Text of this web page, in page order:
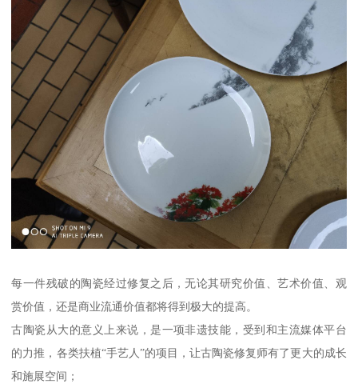
每一件残破的陶瓷经过修复之后，无论其研究价值、艺术价值、观
赏价值，还是商业流通价值都将得到极大的提高。
古陶瓷从大的意义上来说，是一项非遗技能，受到和主流媒体平台
的力推，各类扶植“手艺人”的项目，让古陶瓷修复师有了更大的成长
和施展空间；